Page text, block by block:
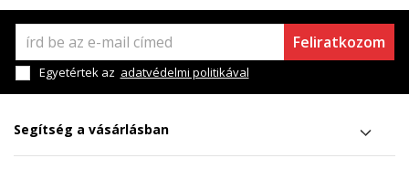
Feliratkozom
Egyetértek az adatvédelmi politikával
Segítség a vásárlásban